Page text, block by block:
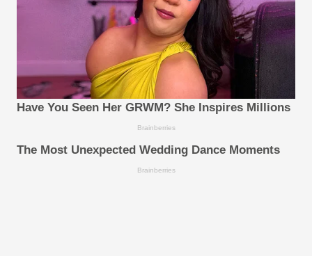
Have You Seen Her GRWM? She Inspires Millions
Brainberries
The Most Unexpected Wedding Dance Moments
Brainberries